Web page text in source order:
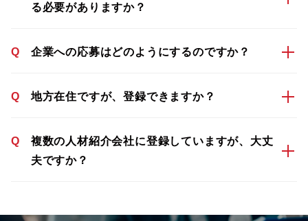
る必要がありますか？
Q 企業への応募はどのようにするのですか？
Q 地方在住ですが、登録できますか？
Q
複数の人材紹介会社に登録していますが、大丈
夫ですか？